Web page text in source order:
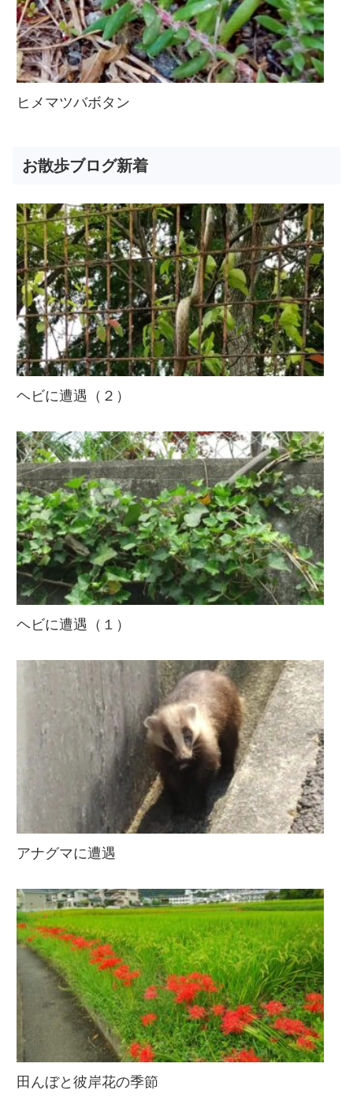
ヒメマツバボタン
お散歩ブログ新着
ヘビに遭遇（２）
ヘビに遭遇（１）
アナグマに遭遇
田んぼと彼岸花の季節